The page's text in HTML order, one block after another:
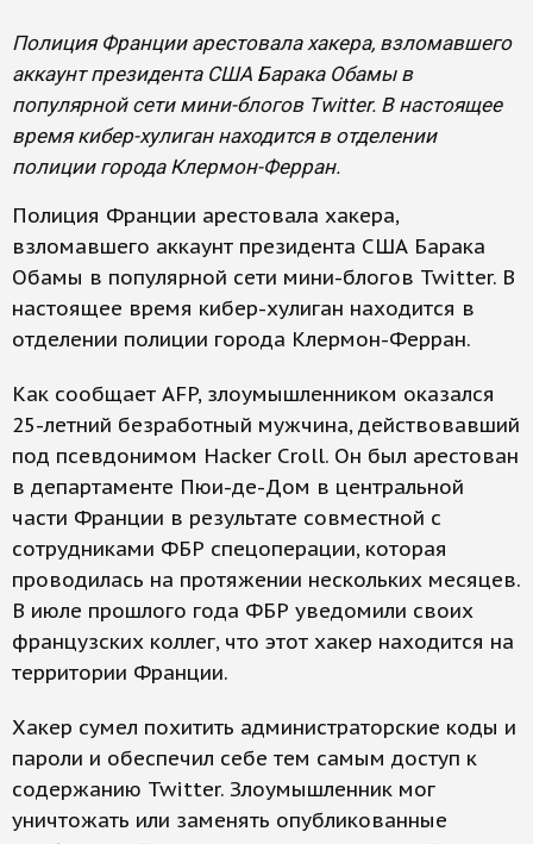
Полиция Франции арестовала хакера, взломавшего
аккаунт президента США Барака Обамы в
популярной сети мини-блогов Twitter. В настоящее
время кибер-хулиган находится в отделении
полиции города Клермон-Ферран.
Полиция Франции арестовала хакера,
взломавшего аккаунт президента США Барака
Обамы в популярной сети мини-блогов Twitter. В
настоящее время кибер-хулиган находится в
отделении полиции города Клермон-Ферран.
Как сообщает AFP, злоумышленником оказался
25-летний безработный мужчина, действовавший
под псевдонимом Hacker Croll. Он был арестован
в департаменте Пюи-де-Дом в центральной
части Франции в результате совместной с
сотрудниками ФБР спецоперации, которая
проводилась на протяжении нескольких месяцев.
В июле прошлого года ФБР уведомили своих
французских коллег, что этот хакер находится на
территории Франции.
Хакер сумел похитить администраторские коды и
пароли и обеспечил себе тем самым доступ к
содержанию Twitter. Злоумышленник мог
уничтожать или заменять опубликованные